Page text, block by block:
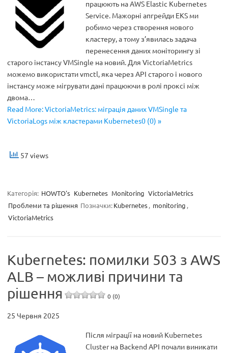
працюють на AWS Elastic Kubernetes
Service. Мажорні апгрейди EKS ми
робимо через створення нового
кластеру, а тому з’явилась задача
перенесення даних моніторингу зі
старого інстансу VMSingle на новий. Для VictoriaMetrics
можемо використати vmctl, яка через API старого і нового
інстансу може мігрувати дані працюючи в ролі проксі між
двома…
Read More: VictoriaMetrics: міграція даних VMSingle та
VictoriaLogs між кластерами Kubernetes0 (0) »
57 views
Категорія: HOWTO's Kubernetes Monitoring VictoriaMetrics
Проблеми та рішення Позначки:Kubernetes, monitoring ,
VictoriaMetrics
Kubernetes: помилки 503 з AWS
ALB – можливі причини та
рішення
0 (0)
25 Червня 2025
Після міграції на новий Kubernetes
Cluster на Backend API почали виникати